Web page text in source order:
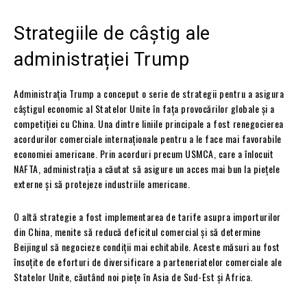
Strategiile de câștig ale
administrației Trump
Administrația Trump a conceput o serie de strategii pentru a asigura
câștigul economic al Statelor Unite în fața provocărilor globale și a
competiției cu China. Una dintre liniile principale a fost renegocierea
acordurilor comerciale internaționale pentru a le face mai favorabile
economiei americane. Prin acorduri precum USMCA, care a înlocuit
NAFTA, administrația a căutat să asigure un acces mai bun la piețele
externe și să protejeze industriile americane.
O altă strategie a fost implementarea de tarife asupra importurilor
din China, menite să reducă deficitul comercial și să determine
Beijingul să negocieze condiții mai echitabile. Aceste măsuri au fost
însoțite de eforturi de diversificare a parteneriatelor comerciale ale
Statelor Unite, căutând noi piețe în Asia de Sud-Est și Africa.